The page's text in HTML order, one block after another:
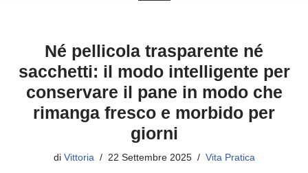
Né pellicola trasparente né
sacchetti: il modo intelligente per
conservare il pane in modo che
rimanga fresco e morbido per
giorni
di Vittoria 22 Settembre 2025 Vita Pratica